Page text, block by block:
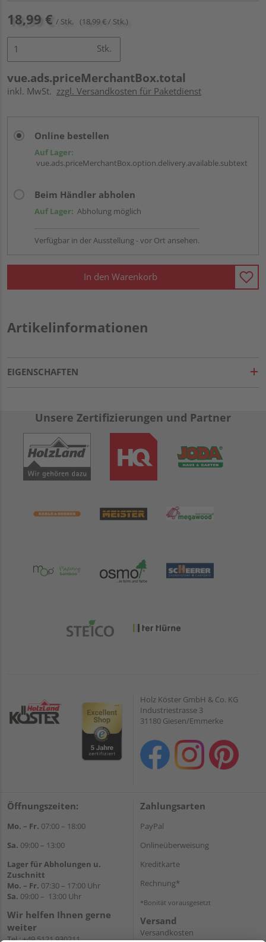
18,99 € / Stk. (18,99 € / Stk.)
Stk.
vue.ads.priceMerchantBox.total
inkl. MwSt. zzgl. Versandkosten für Paketdienst
Online bestellen
Auf Lager:
vue.ads.priceMerchantBox.option.delivery.available.subtext
Beim Händler abholen
Auf Lager: Abholung möglich
Verfügbar in der Ausstellung - vor Ort ansehen.
In den Warenkorb
Artikelinformationen
EIGENSCHAFTEN
Unsere Zertifizierungen und Partner
Holz Köster GmbH & Co. KG
Industriestrasse 3
31180 Giesen/Emmerke
Öffnungszeiten:
Mo. – Fr. 07:00 – 18:00
Sa. 09:00 – 13:00
Lager für Abholungen u.
Zuschnitt
Mo. – Fr. 07:30 – 17:00 Uhr
Sa. 09:00 – 13:00 Uhr
Wir helfen Ihnen gerne
weiter
Tel.:+49 5121 930211
Zahlungsarten
PayPal
Onlineüberweisung
Kreditkarte
Rechnung*
*Bonität vorausgesetzt
Versand
Versandkosten